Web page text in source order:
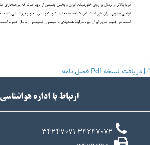
دریافت نسخه Pdf فصل نامه
ارتباط با اداره هواشناسی
34247071-34247072